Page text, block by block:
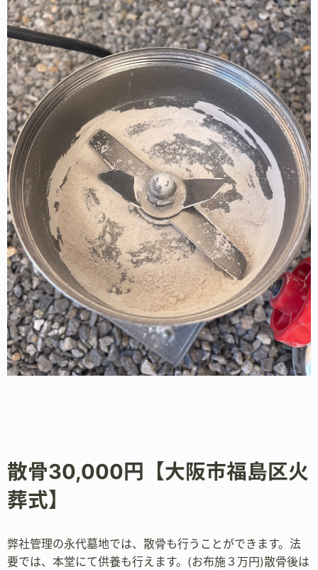
散骨30,000円【大阪市福島区火
葬式】
弊社管理の永代墓地では、散骨も行うことができます。法
要では、本堂にて供養も行えます。(お布施３万円)散骨後は